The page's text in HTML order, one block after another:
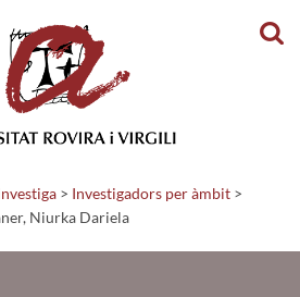
> Investigadors per àmbit >
Niurka Dariela